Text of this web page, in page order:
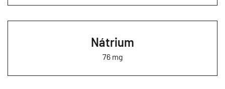
Nátrium
76 mg